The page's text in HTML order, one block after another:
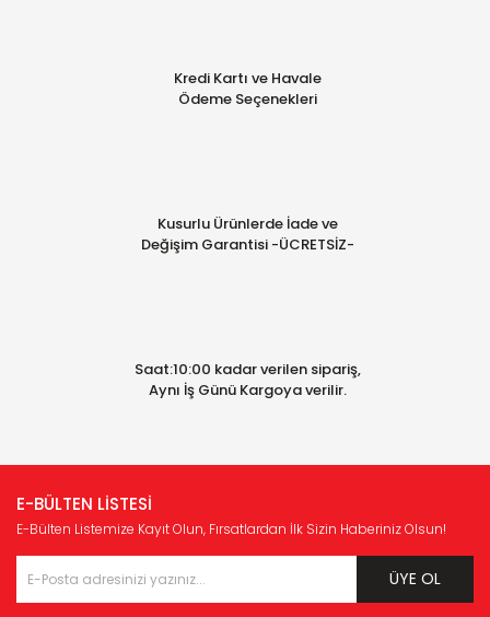
Kredi Kartı ve Havale
Ödeme Seçenekleri
Kusurlu Ürünlerde İade ve
Değişim Garantisi -ÜCRETSİZ-
Saat:10:00 kadar verilen sipariş,
Aynı İş Günü Kargoya verilir.
E-BÜLTEN LİSTESİ
E-Bülten Listemize Kayıt Olun, Fırsatlardan İlk Sizin Haberiniz Olsun!
ÜYE OL